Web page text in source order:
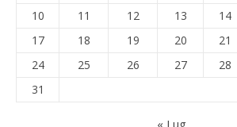
10
11 12 13 14
17
18 19 20 21
24
25 26 27 28
31
« Lug